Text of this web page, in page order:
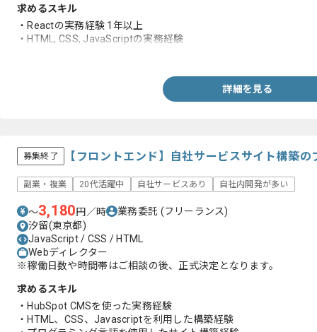
求めるスキル
・Reactの実務経験 1年以上
・HTML, CSS, JavaScriptの実務経験
詳細を見る
募集終了 【フロントエンド】自社サービスサイト構築
副業・複業 20代活躍中 自社サービスあり 自社内開発が多い
〜3,180円／時 業務委託 (フリーランス)
汐留(東京都)
JavaScript / CSS / HTML
Webディレクター
※稼働日数や時間帯はご相談の後、正式決定となります。
求めるスキル
・HubSpot CMSを使った実務経験
・HTML、CSS、Javascriptを利用した構築経験